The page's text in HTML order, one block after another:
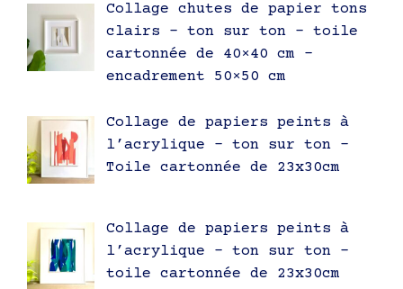
Collage chutes de papier tons
clairs – ton sur ton – toile
cartonnée de 40×40 cm –
encadrement 50×50 cm
Collage de papiers peints à
l’acrylique – ton sur ton –
Toile cartonnée de 23x30cm
Collage de papiers peints à
l’acrylique – ton sur ton –
toile cartonnée de 23x30cm